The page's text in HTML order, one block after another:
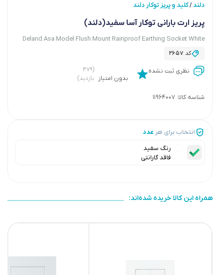
دلند/کلید و پریز توکار دلند
پریز ارت بارانی توکار آسا سفید(دلند)
Deland Asa Model Flush Mount Rainproof Earthing Socket White
کد 2657
نظری ثبت نشده
بدون امتیاز
(۴۷۹
بازدید)
شناسه کالا: 11964007
انتخاب برای هر عدد
رنگ سفید
فاقد گارانتی
همراه این کالا خریده شده‌اند: